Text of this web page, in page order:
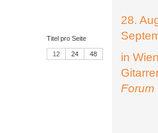
Titel pro Seite
12 24 48
28.
in
Forum